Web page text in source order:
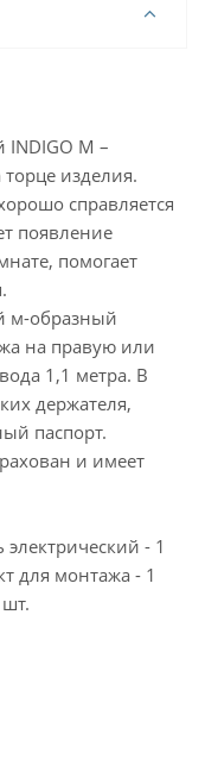
INDIGO M –
изделия.
справляется
появление
помогает
м-образный
на правую или
1,1 метра. В
держателя,
паспорт.
и имеет
- 1
для монтажа - 1